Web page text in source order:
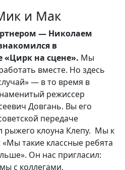
и Мак
— Николаем
в
«Цирк на сцене». Мы
вместе. Но здесь
— в то время в
режиссер
Довгань. Вы его
передаче
рыжего клоуна Клепу. Мы к
такие классные ребята
Он нас пригласил:
с коллегами,